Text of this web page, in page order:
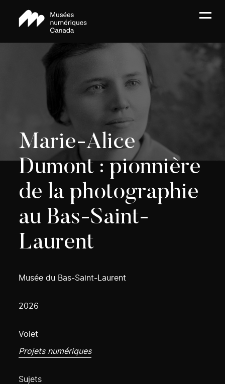
Marie-Alice
Dumont : pionnière
de la photographie
au Bas-Saint-
Laurent
Musée du Bas-Saint-Laurent
2026
Volet
Projets numériques
Sujets